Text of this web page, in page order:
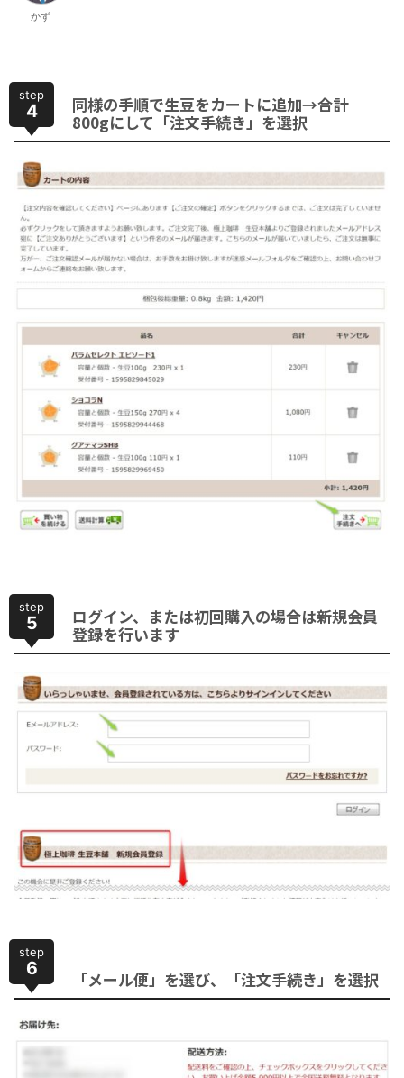
かず
step
4
同様の手順で生豆をカートに追加→合計
800gにして「注文手続き」を選択
step
5
ログイン、または初回購入の場合は新規会員
登録を行います
step
6 「メール便」を選び、「注文手続き」を選択